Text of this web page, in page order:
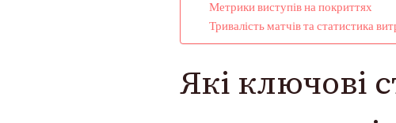
Метрики виступів на покриттях
Тривалість матчів та статистика
Які ключові